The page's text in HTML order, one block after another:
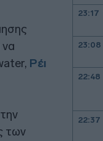
Ρέι
των
23:17
23:08
22:48
22:37